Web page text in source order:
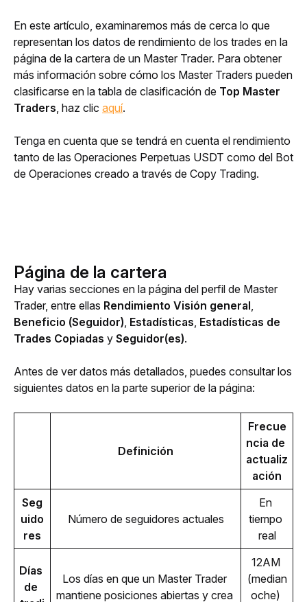
En este artículo, examinaremos más de cerca lo que
representan los datos de rendimiento de los trades en la
página de la cartera de un Master Trader. Para obtener
más información sobre cómo los Master Traders pueden
clasificarse en la tabla de clasificación de Top Master
Traders, haz clic aquí.
Tenga en cuenta que se tendrá en cuenta el rendimiento
tanto de las Operaciones Perpetuas USDT como del Bot
de Operaciones creado a través de Copy Trading.
Página de la cartera
Hay varias secciones en la página del perfil de Master
Trader, entre ellas Rendimiento Visión general
Beneficio (Seguidor), Estadísticas, Estadísticas de
Trades Copiadas y Seguidor(es).
Antes de ver datos más detallados, puedes consultar los
siguientes datos en la parte superior de la página:
Definición
Frecue
ncia de
actualiz
ación
Seg
uido
res
Número de seguidores actuales
En
tiempo
real
Días
de
Los días en que un Master Trader
mantiene posiciones abiertas y crea
12AM
(median
oche)